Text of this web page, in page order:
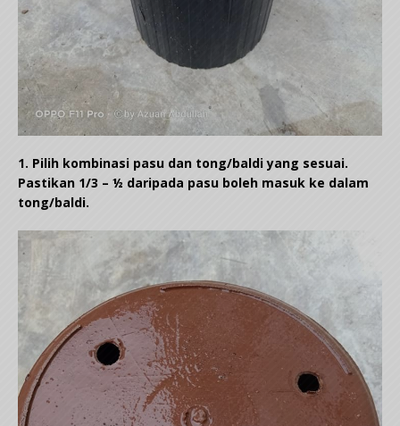
1. Pilih kombinasi pasu dan tong/baldi yang sesuai.
Pastikan 1/3 – ½ daripada pasu boleh masuk ke dalam
tong/baldi.